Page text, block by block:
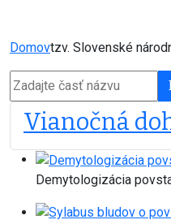
Domovtzv. Slovenské
Zadajte časť názvu
Vianočná
Demytologizácia